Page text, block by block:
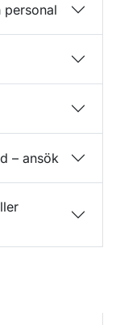
personal
– ansök